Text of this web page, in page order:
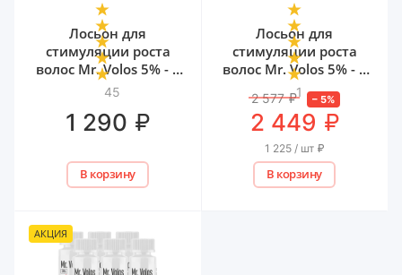
45
Лосьон для
стимуляции роста
волос Mr. Volos 5% - 1
флакон
1 290 ₽
В корзину
1
Лосьон для
стимуляции роста
волос Mr. Volos 5% - 2
флакона
2 577 ₽ – 5%
2 449 ₽
1 225 / шт ₽
В корзину
АКЦИЯ